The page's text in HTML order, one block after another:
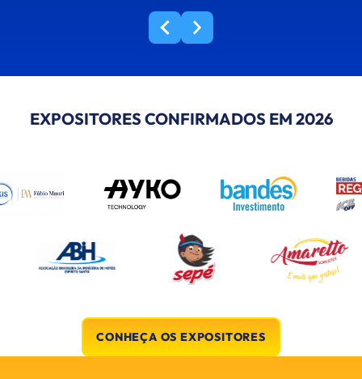
EXPOSITORES CONFIRMADOS EM 2026
CONHEÇA OS EXPOSITORES